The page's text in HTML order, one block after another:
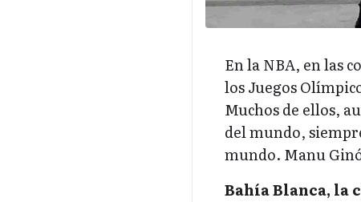
En la NBA, en las
los Juegos
Muchos de ellos,
del mundo,
mundo. Manu
Bahía Blanca, la